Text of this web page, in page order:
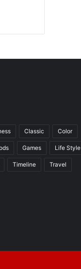
Classic Color
Games Life Style
Timeline Travel